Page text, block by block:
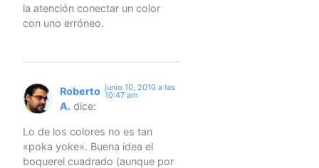
la atención conectar un color
con uno erróneo.
Roberto
A. dice:
junio 10, 2010 a las
10:47 am
Lo de los colores no es tan
«poka yoke». Buena idea el
boquerel cuadrado (aunque por